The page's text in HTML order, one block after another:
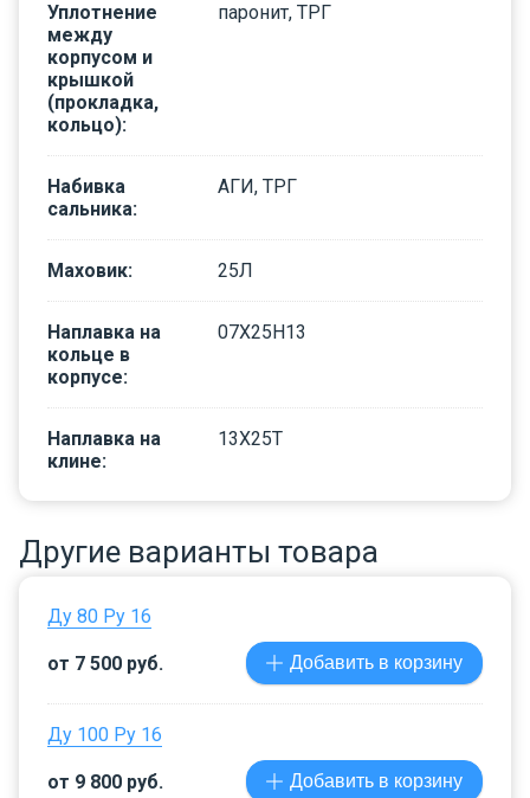
Уплотнение
между
корпусом и
крышкой
(прокладка,
кольцо):
паронит, ТРГ
Набивка
сальника:
АГИ, ТРГ
Маховик: 25Л
Наплавка на
кольце в
корпусе:
07Х25Н13
Наплавка на
клине:
13Х25Т
Другие варианты товара
Ду 80 Ру 16
от 7 500 руб. Добавить в корзину
Ду 100 Ру 16
от 9 800 руб. Добавить в корзину